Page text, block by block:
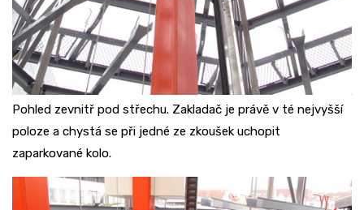
Pohled zevnitř pod střechu. Zakladač je právě v té nejvyšší
poloze a chystá se při jedné ze zkoušek uchopit
zaparkované kolo.